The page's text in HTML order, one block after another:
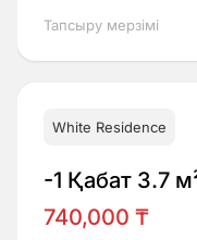
Тапсыру мерзімі
White Residence
-1 Қабат 3.7
740,000 ₸